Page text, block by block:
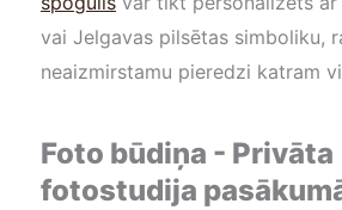
vai Jelgavas pilsētas simboliku,
neaizmirstamu pieredzi katram
Foto būdiņa - Privāta
fotostudija